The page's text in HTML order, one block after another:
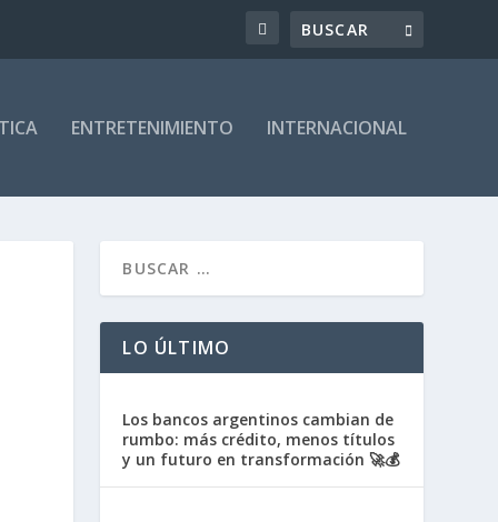
ENTRETENIMIENTO INTERNACIONAL
LO ÚLTIMO
Los bancos argentinos cambian de
rumbo: más crédito, menos títulos
y un futuro en transformación 🚀💰